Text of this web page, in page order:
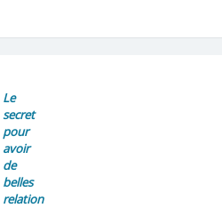
Le
secret
pour
avoir
de
belles
relation